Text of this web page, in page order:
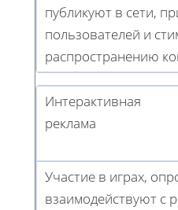
публикуют в сети,
пользователей и
распространению
Интерактивная
реклама
Участие в играх,
взаимодействуют с